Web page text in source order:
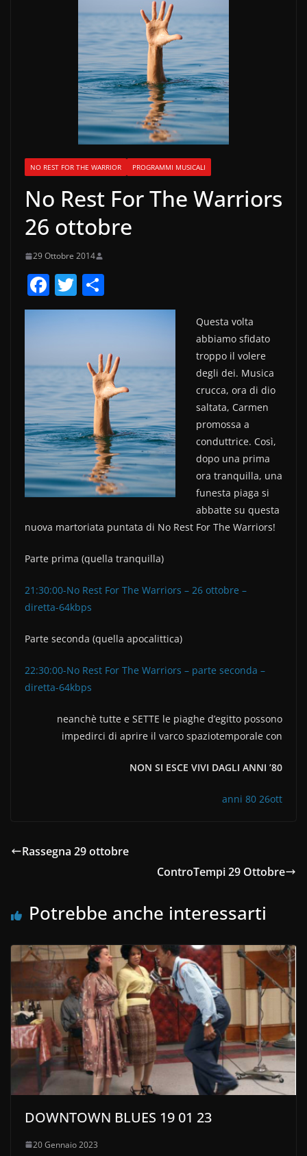
NO REST FOR THE WARRIOR PROGRAMMI MUSICALI
No Rest For The Warriors
26 ottobre
29 Ottobre 2014
F
a
c
b
o
o
k
T
w
itt
o
n
di
vi
di
Questa volta
abbiamo sfidato
troppo il volere
degli dei. Musica
crucca, ora di dio
saltata, Carmen
promossa a
conduttrice. Così,
dopo una prima
ora tranquilla, una
funesta piaga si
abbatte su questa
nuova martoriata puntata di No Rest For The Warriors!
Parte prima (quella tranquilla)
21:30:00-No Rest For The Warriors – 26 ottobre –
diretta-64kbps
Parte seconda (quella apocalittica)
22:30:00-No Rest For The Warriors – parte seconda –
diretta-64kbps
neanchè tutte e SETTE le piaghe d’egitto possono
impedirci di aprire il varco spaziotemporale con
NON SI ESCE VIVI DAGLI ANNI ’80
anni 80 26ott
Rassegna 29 ottobre
ControTempi 29 Ottobre
Potrebbe anche interessarti
DOWNTOWN BLUES 19 01 23
20 Gennaio 2023